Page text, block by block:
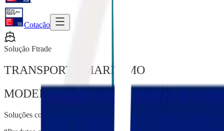
Cotação
Solução Ftrade
TRANSPORTE MARÍTIMO
MODELO END-TO-END COM REDE DE
Soluções completas para FCL e LCL, com seleção criteriosa de